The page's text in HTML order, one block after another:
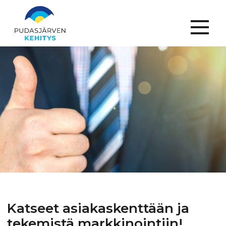
Menu
Katseet asiakaskenttään ja